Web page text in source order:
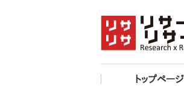
トップページ